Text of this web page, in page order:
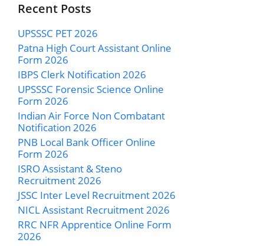
Recent Posts
UPSSSC PET 2026
Patna High Court Assistant Online
Form 2026
IBPS Clerk Notification 2026
UPSSSC Forensic Science Online
Form 2026
Indian Air Force Non Combatant
Notification 2026
PNB Local Bank Officer Online
Form 2026
ISRO Assistant & Steno
Recruitment 2026
JSSC Inter Level Recruitment 2026
NICL Assistant Recruitment 2026
RRC NFR Apprentice Online Form
2026